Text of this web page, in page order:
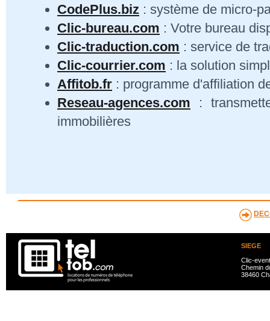
CodePlus.biz : système de micro-
Clic-bureau.com : Votre bureau
Clic-traduction.com : service de
Clic-courrier.com : la solution
Affitob.fr : programme d'affiliation
Reseau-agences.com :
immobilières
SIEGE
Clic-
Chemin
38460